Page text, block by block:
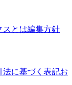
スとは編集方針
法に基づく表記お